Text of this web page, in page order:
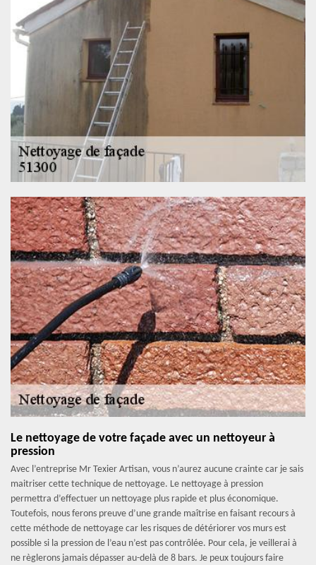
Le nettoyage de votre façade avec un nettoyeur à
pression
Avec l’entreprise Mr Texier Artisan, vous n’aurez aucune crainte car je sais
maitriser cette technique de nettoyage. Le nettoyage à pression
permettra d’effectuer un nettoyage plus rapide et plus économique.
Toutefois, nous ferons preuve d’une grande maîtrise en faisant recours à
cette méthode de nettoyage car les risques de détériorer vos murs est
possible si la pression de l’eau n’est pas contrôlée. Pour cela, je veillerai à
ne règlerons jamais dépasser au-delà de 8 bars. Je peux toujours faire